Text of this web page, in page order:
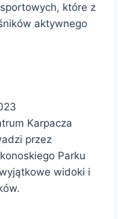
które z
aktywnego
Karpacza
przez
Parku
widoki i